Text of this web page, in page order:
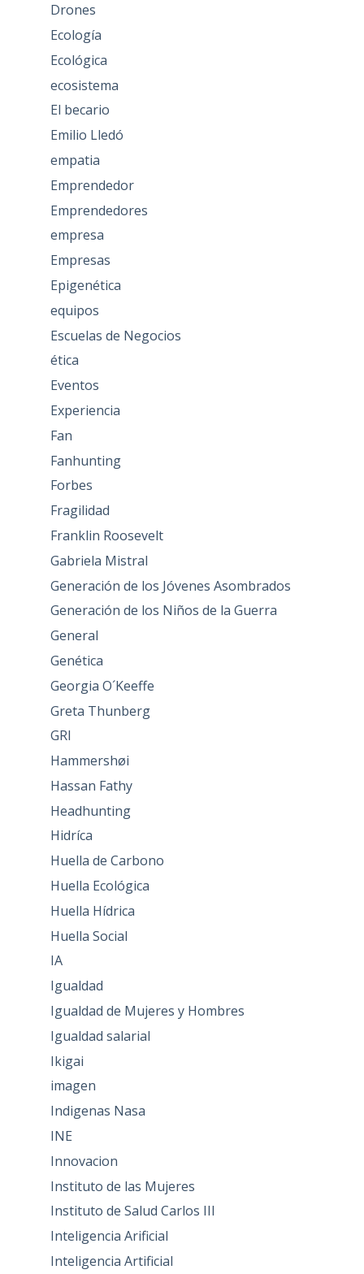
Drones
Ecología
Ecológica
ecosistema
El becario
Emilio Lledó
empatia
Emprendedor
Emprendedores
empresa
Empresas
Epigenética
equipos
Escuelas de Negocios
ética
Eventos
Experiencia
Fan
Fanhunting
Forbes
Fragilidad
Franklin Roosevelt
Gabriela Mistral
Generación de los Jóvenes Asombrados
Generación de los Niños de la Guerra
General
Genética
Georgia O´Keeffe
Greta Thunberg
GRI
Hammershøi
Hassan Fathy
Headhunting
Hidríca
Huella de Carbono
Huella Ecológica
Huella Hídrica
Huella Social
IA
Igualdad
Igualdad de Mujeres y Hombres
Igualdad salarial
Ikigai
imagen
Indigenas Nasa
INE
Innovacion
Instituto de las Mujeres
Instituto de Salud Carlos III
Inteligencia Arificial
Inteligencia Artificial